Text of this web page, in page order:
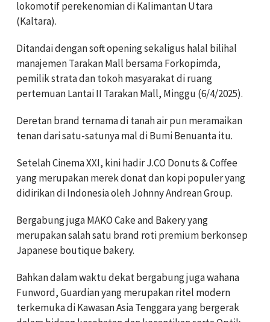
lokomotif perekenomian di Kalimantan Utara
(Kaltara).
Ditandai dengan soft opening sekaligus halal bilihal
manajemen Tarakan Mall bersama Forkopimda,
pemilik strata dan tokoh masyarakat di ruang
pertemuan Lantai II Tarakan Mall, Minggu (6/4/2025).
Deretan brand ternama di tanah air pun meramaikan
tenan dari satu-satunya mal di Bumi Benuanta itu.
Setelah Cinema XXI, kini hadir J.CO Donuts & Coffee
yang merupakan merek donat dan kopi populer yang
didirikan di Indonesia oleh Johnny Andrean Group.
Bergabung juga MAKO Cake and Bakery yang
merupakan salah satu brand roti premium berkonsep
Japanese boutique bakery.
Bahkan dalam waktu dekat bergabung juga wahana
Funword, Guardian yang merupakan ritel modern
terkemuka di Kawasan Asia Tenggara yang bergerak